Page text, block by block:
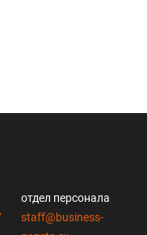
отдел персонала
staff@business-